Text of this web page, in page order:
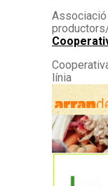
línia